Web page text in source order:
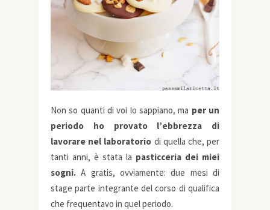
Non so quanti di voi lo sappiano, ma per un
periodo ho provato l’ebbrezza di
lavorare nel laboratorio di quella che, per
tanti anni, è stata la pasticceria dei miei
sogni. A gratis, ovviamente: due mesi di
stage parte integrante del corso di qualifica
che frequentavo in quel periodo.